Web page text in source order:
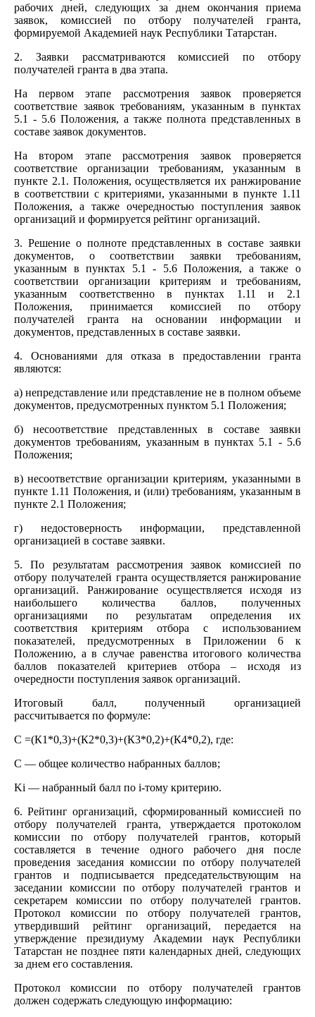
рабочих дней, следующих за днем окончания приема
заявок, комиссией по отбору получателей гранта,
формируемой Академией наук Республики Татарстан.
2. Заявки рассматриваются комиссией по отбору
получателей гранта в два этапа.
На первом этапе рассмотрения заявок проверяется
соответствие заявок требованиям, указанным в пунктах
5.1 - 5.6 Положения, а также полнота представленных в
составе заявок документов.
На втором этапе рассмотрения заявок проверяется
соответствие организации требованиям, указанным в
пункте 2.1. Положения, осуществляется их ранжирование
в соответствии с критериями, указанными в пункте 1.11
Положения, а также очередностью поступления заявок
организаций и формируется рейтинг организаций.
3. Решение о полноте представленных в составе заявки
документов, о соответствии заявки требованиям,
указанным в пунктах 5.1 - 5.6 Положения, а также о
соответствии организации критериям и требованиям,
указанным соответственно в пунктах 1.11 и 2.1
Положения, принимается комиссией по отбору
получателей гранта на основании информации и
документов, представленных в составе заявки.
4. Основаниями для отказа в предоставлении гранта
являются:
а) непредставление или представление не в полном объеме
документов, предусмотренных пунктом 5.1 Положения;
б) несоответствие представленных в составе заявки
документов требованиям, указанным в пунктах 5.1 - 5.6
Положения;
в) несоответствие организации критериям, указанными в
пункте 1.11 Положения, и (или) требованиям, указанным в
пункте 2.1 Положения;
г) недостоверность информации, представленной
организацией в составе заявки.
5. По результатам рассмотрения заявок комиссией по
отбору получателей гранта осуществляется ранжирование
организаций. Ранжирование осуществляется исходя из
наибольшего количества баллов, полученных
организациями по результатам определения их
соответствия критериям отбора с использованием
показателей, предусмотренных в Приложении 6 к
Положению, а в случае равенства итогового количества
баллов показателей критериев отбора – исходя из
очередности поступления заявок организаций.
Итоговый балл, полученный организацией
рассчитывается по формуле:
С =(К1*0,3)+(К2*0,3)+(К3*0,2)+(К4*0,2), где:
С — общее количество набранных баллов;
Ki — набранный балл по i-тому критерию.
6. Рейтинг организаций, сформированный комиссией по
отбору получателей гранта, утверждается протоколом
комиссии по отбору получателей грантов, который
составляется в течение одного рабочего дня после
проведения заседания комиссии по отбору получателей
грантов и подписывается председательствующим на
заседании комиссии по отбору получателей грантов и
секретарем комиссии по отбору получателей грантов.
Протокол комиссии по отбору получателей грантов,
утвердивший рейтинг организаций, передается на
утверждение президиуму Академии наук Республики
Татарстан не позднее пяти календарных дней, следующих
за днем его составления.
Протокол комиссии по отбору получателей грантов
должен содержать следующую информацию: